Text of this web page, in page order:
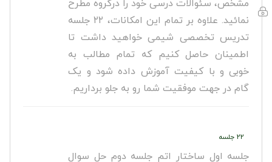
نمائید. علاوه بر تمام این امکانات، ۲۲ جلسه
تدریس تخصصی شیمی خواهید داشت تا
اطمینان حاصل کنیم که تمام مطالب به
خوبی و با کیفیت آموزش داده شود و یک
گام در جهت موفقیت شما رو به جلو برداریم.
۲۲ جلسه
جلسه اول ساختار اتم جلسه دوم حل سوال